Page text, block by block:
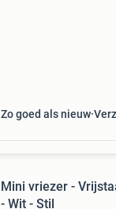
Zo goed als nieuw
Mini vriezer -
- Wit - Stil